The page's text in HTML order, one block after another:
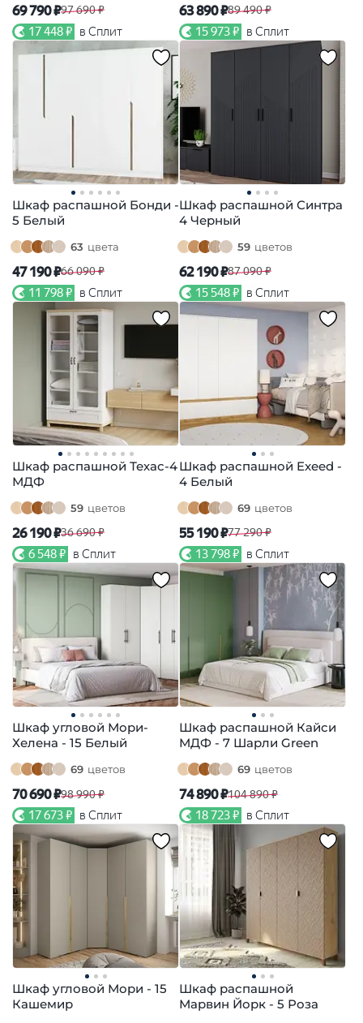
69 790 ₽97 690 ₽
17 448 ₽ в Сплит
63 890 ₽89 490 ₽
15 973 ₽ в Сплит
Шкаф распашной Бонди -
5 Белый
63 цвета
47 190 ₽66 090 ₽
11 798 ₽ в Сплит
Шкаф распашной Синтра
4 Черный
59 цветов
62 190 ₽87 090 ₽
15 548 ₽ в Сплит
Шкаф распашной Техас-4
МДФ
59 цветов
26 190 ₽36 690 ₽
6 548 ₽ в Сплит
Шкаф распашной Exeed -
4 Белый
69 цветов
55 190 ₽77 290 ₽
13 798 ₽ в Сплит
Шкаф угловой Мори-
Хелена - 15 Белый
69 цветов
70 690 ₽98 990 ₽
17 673 ₽ в Сплит
Шкаф распашной Кайси
МДФ - 7 Шарли Green
69 цветов
74 890 ₽104 890 ₽
18 723 ₽ в Сплит
Шкаф угловой Мори - 15
Кашемир
Шкаф распашной
Марвин Йорк - 5 Роза